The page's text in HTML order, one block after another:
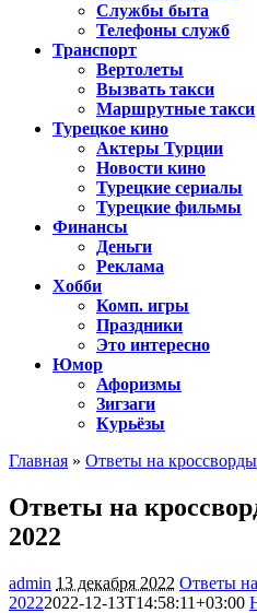
Службы быта
Телефоны служб
Транспорт
Вертолеты
Вызвать такси
Маршрутные такси
Турецкое кино
Актеры Турции
Новости кино
Турецкие сериалы
Турецкие фильмы
Финансы
Деньги
Реклама
Хобби
Комп. игры
Праздники
Это интересно
Юмор
Афоризмы
Зигзаги
Курьёзы
Главная » Ответы на кроссворды
Ответы на
2022
admin 13 декабря 2022 Ответы
20222022-12-13T14:58:11+03:00